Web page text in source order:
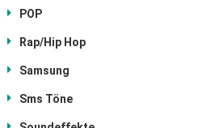
POP
Rap/Hip Hop
Samsung
Sms Töne